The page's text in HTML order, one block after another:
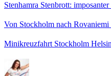
Stenhamra Stenbrott:
Von Stockholm nach
Minikreuzfahrt Stockholm